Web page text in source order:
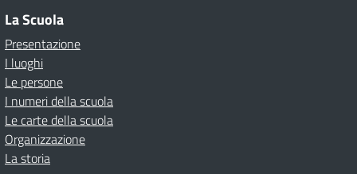
La Scuola
Presentazione
I luoghi
Le persone
I numeri della scuola
Le carte della scuola
Organizzazione
La storia